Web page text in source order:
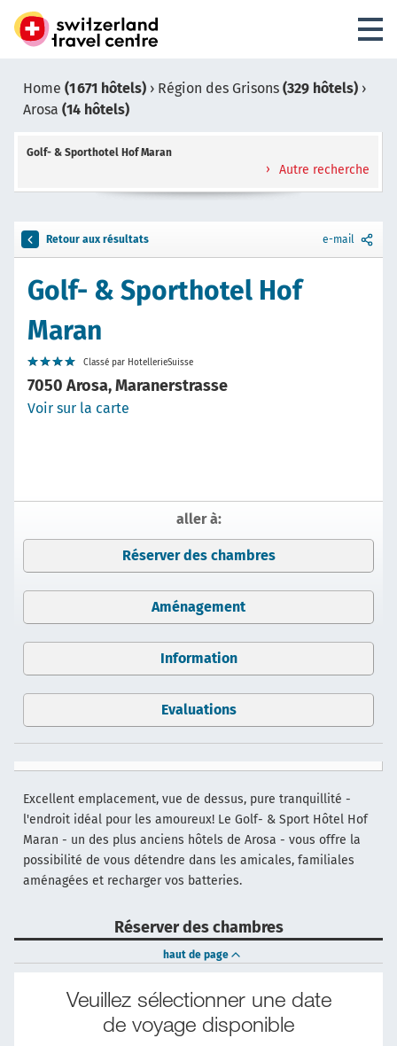
Home (1 671 hôtels) › Région des Grisons (329 hôtels) ›
Arosa (14 hôtels)
Golf- & Sporthotel Hof Maran
Autre recherche
Retour aux résultats e-mail
Golf- & Sporthotel Hof
Maran
Classé par HotellerieSuisse
7050 Arosa, Maranerstrasse
Voir sur la carte
aller à:
Réserver des chambres
Aménagement
Information
Evaluations
Excellent emplacement, vue de dessus, pure tranquillité -
l'endroit idéal pour les amoureux! Le Golf- & Sport Hôtel Hof
Maran - un des plus anciens hôtels de Arosa - vous offre la
possibilité de vous détendre dans les amicales, familiales
aménagées et recharger vos batteries.
Réserver des chambres
haut de page
Veuillez sélectionner une date
de voyage disponible